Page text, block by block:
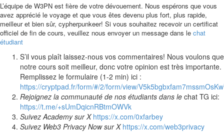
L’équipe de W3PN est fière de votre dévouement. Nous espérons que vous
avez apprécié le voyage et que vous êtes devenu plus fort, plus rapide,
meilleur et bien sûr, cypherpunkeer! Si vous souhaitez recevoir un certificat
officiel de fin de cours, veuillez nous envoyer un message dans le chat
étudiant
S’il vous plaît laissez-nous vos commentaires! Nous voulons que
notre cours soit meilleur, donc votre opinion est très importante.
Remplissez le formulaire (1-2 min) ici :
https://cryptpad.fr/form/#/2/form/view/
Rejoignez la communauté de nos étudiants dans le chat TG ici:
https://t.me/+sUmDqicnRBtmOWVk
Suivez Academy sur X https://x.com/0xfarbey
Suivez Web3 Privacy Now sur X https://x.com/web3privacy